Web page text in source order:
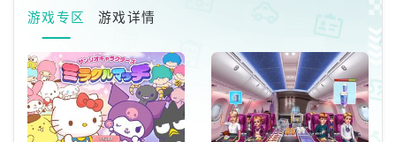
正、客观和严谨的方式处理玩家
宣布《王者荣耀》安全游戏协
议，请仔细阅读并遵守。挂机长
时间不活动或不积极获取经验和
金币。声誉扣分
游戏专区 游戏详情